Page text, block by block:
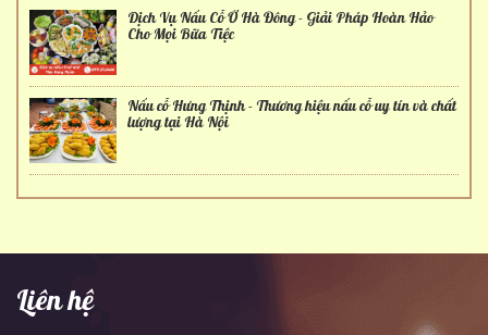
Dịch Vụ Nấu Cỗ Ở Hà Đông - Giải Pháp Hoàn Hảo
Cho Mọi Bữa Tiệc
Nấu cỗ Hưng Thịnh - Thương hiệu nấu cỗ uy tín và chất
lượng tại Hà Nội
Liên hệ